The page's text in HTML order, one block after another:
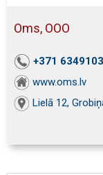
Oms, ООО
+371
www.oms.lv
Lielā 12,